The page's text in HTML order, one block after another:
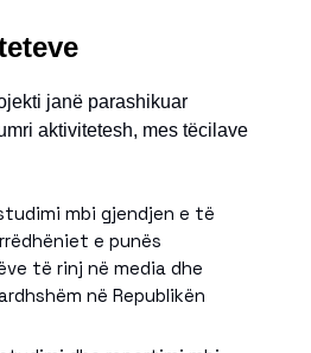
janë parashikuar
aktivitetesh, mes tëcilave
mbi gjendjen e të
e punës
të rinj në media dhe
në Republikën